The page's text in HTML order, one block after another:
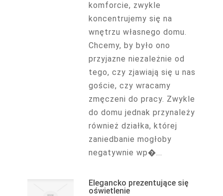
komforcie, zwykle
koncentrujemy się na
wnętrzu własnego domu.
Chcemy, by było ono
przyjazne niezależnie od
tego, czy zjawiają się u nas
goście, czy wracamy
zmęczeni do pracy. Zwykle
do domu jednak przynależy
również działka, której
zaniedbanie mogłoby
negatywnie wp�...
Elegancko prezentujące się
oświetlenie